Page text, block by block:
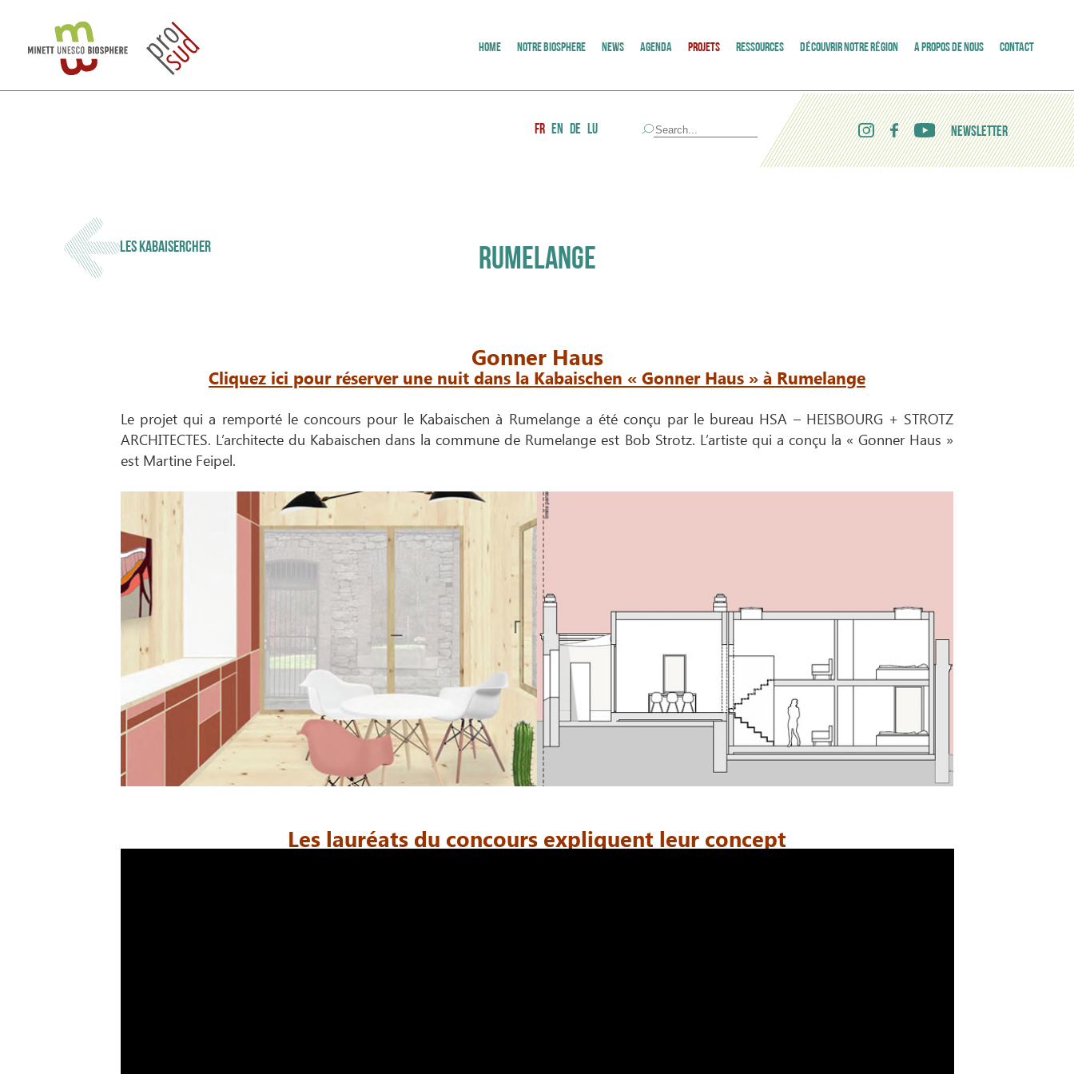
HOME NOTRE BIOSPHERE NEWS AGENDA PROJETS RESSOURCES DÉCOUVRIR NOTRE RÉGION A PROPOS DE NOUS CONTACT
FR EN DE LU NEWSLETTER
LES KABAISERCHER RUMELANGE
Gonner Haus
Cliquez ici pour réserver une nuit dans la Kabaischen « Gonner Haus » à Rumelange
Le projet qui a remporté le concours pour le Kabaischen à Rumelange a été conçu par le bureau HSA – HEISBOURG + STROTZ
ARCHITECTES. L’architecte du Kabaischen dans la commune de Rumelange est Bob Strotz. L’artiste qui a conçu la « Gonner Haus »
est Martine Feipel.
Les lauréats du concours expliquent leur concept